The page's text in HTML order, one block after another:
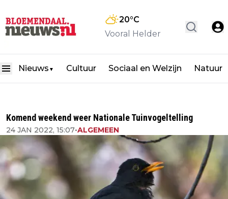
20°C
Vooral Helder
Nieuws ▼ Cultuur Sociaal en Welzijn Natuur
Komend weekend weer Nationale Tuinvogeltelling
24 JAN 2022, 15:07•ALGEMEEN